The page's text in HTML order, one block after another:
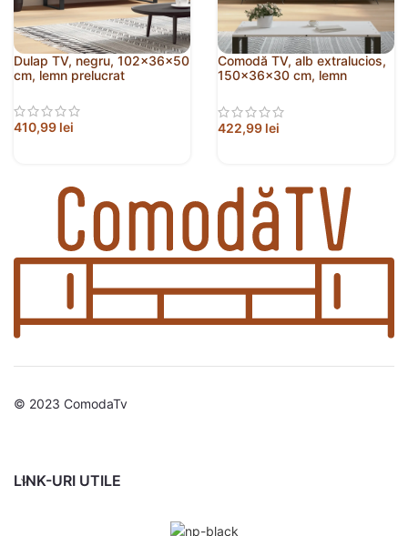
Dulap TV, negru, 102x36x50
cm, lemn prelucrat
410,99 lei
Comodă TV, alb extralucios,
150x36x30 cm, lemn
422,99 lei
© 2023 ComodaTv
LINK-URI UTILE